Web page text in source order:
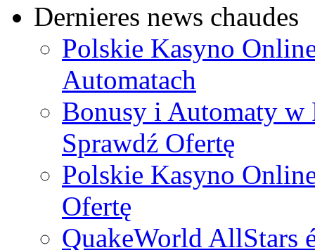
Dernieres news chaudes
Polskie Kasyno
Automatach
Bonusy i Automaty w
Sprawdź Ofertę
Polskie Kasyno
Ofertę
QuakeWorld AllStars